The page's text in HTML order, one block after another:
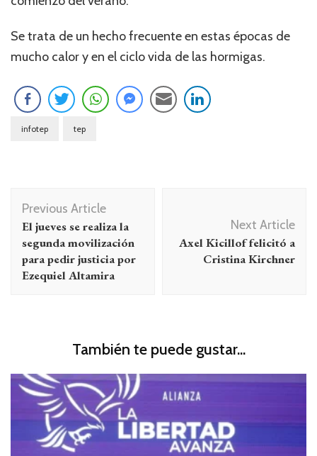
Se trata de un hecho frecuente en estas épocas de
mucho calor y en el ciclo vida de las hormigas.
infotep tep
Navegación
de
entradas
Previous Article
El jueves se realiza la
segunda movilización
para pedir justicia por
Ezequiel Altamira
Next Article
Axel Kicillof felicitó a
Cristina Kirchner
También te puede gustar...